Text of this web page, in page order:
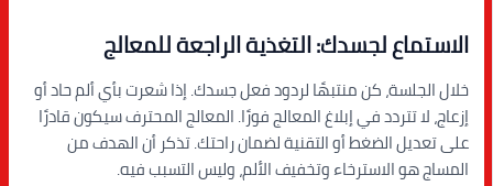
الاستماع لجسدك: التغذية الراجعة للمعالج
خلال الجلسة، كن منتبهًا لردود فعل جسدك. إذا شعرت بأي ألم حاد أو
إزعاج، لا تتردد في إبلاغ المعالج فورًا. المعالج المحترف سيكون قادرًا
على تعديل الضغط أو التقنية لضمان راحتك. تذكر أن الهدف من
المساج هو الاسترخاء وتخفيف الألم، وليس التسبب فيه.